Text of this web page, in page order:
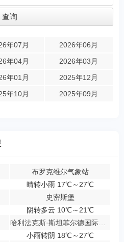
年07月
2026年06月
年04月
2026年03月
年01月
2025年12月
年10月 2025年09月
布罗克维尔气象站
晴转小雨 17℃～27℃
史密斯堡
阴转多云 10℃～21℃
小雨转阴 18℃～27℃